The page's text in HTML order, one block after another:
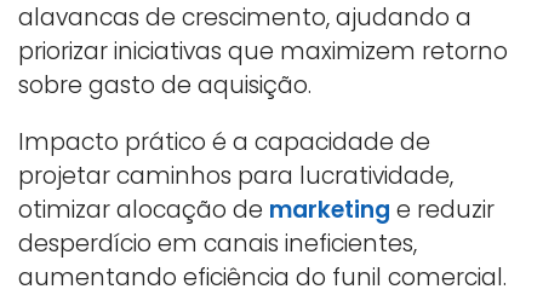
alavancas de crescimento, ajudando a
priorizar iniciativas que maximizem retorno
sobre gasto de aquisição.
Impacto prático é a capacidade de
projetar caminhos para lucratividade,
otimizar alocação de marketing e reduzir
desperdício em canais ineficientes,
aumentando eficiência do funil comercial.